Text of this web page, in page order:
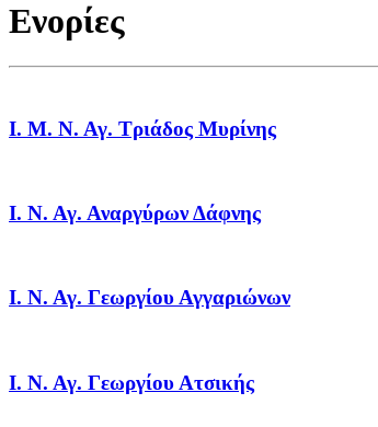
Ενορίες
Ι. Μ. Ν. Αγ. Τριάδος Μυρίνης
Ι. Ν. Αγ. Αναργύρων Δάφνης
Ι. Ν. Αγ. Γεωργίου Αγγαριώνων
Ι. Ν. Αγ. Γεωργίου Ατσικής